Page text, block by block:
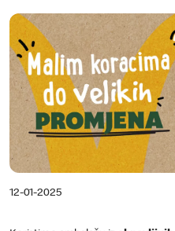
12-01-2025